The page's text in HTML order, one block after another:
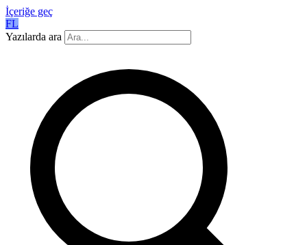
İçeriğe geç
FL
Yazılarda ara